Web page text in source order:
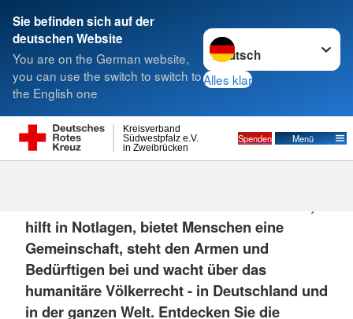
Sie befinden sich auf der
deutschen Website
You are on the German website,
you can use the switch to switch to
the English one
Sprache wechseln zu
Alles klar
in Zweibrücken
Südwestpfalz e.V.
Kreisverband
Spenden Menü
Suche
hilft in Notlagen, bietet Menschen eine
Gemeinschaft, steht den Armen und
Bedürftigen bei und wacht über das
humanitäre Völkerrecht - in Deutschland und
in der ganzen Welt. Entdecken Sie die